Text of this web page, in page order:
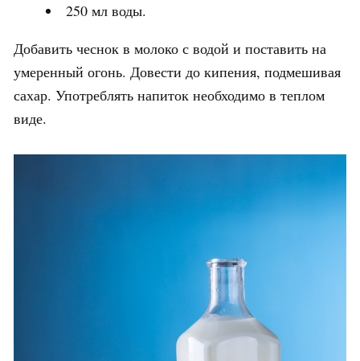
250 мл воды.
Добавить чеснок в молоко с водой и поставить на
умеренный огонь. Довести до кипения, подмешивая
сахар. Употреблять напиток необходимо в теплом
виде.